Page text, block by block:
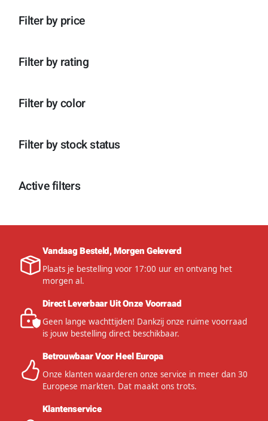
Filter by price
Filter by rating
Filter by color
Filter by stock status
Active filters
Vandaag Besteld, Morgen Geleverd
Plaats je bestelling voor 17:00 uur en ontvang het
morgen al.
Direct Leverbaar Uit Onze Voorraad
Geen lange wachttijden! Dankzij onze ruime voorraad
is jouw bestelling direct beschikbaar.
Betrouwbaar Voor Heel Europa
Onze klanten waarderen onze service in meer dan 30
Europese markten. Dat maakt ons trots.
Klantenservice